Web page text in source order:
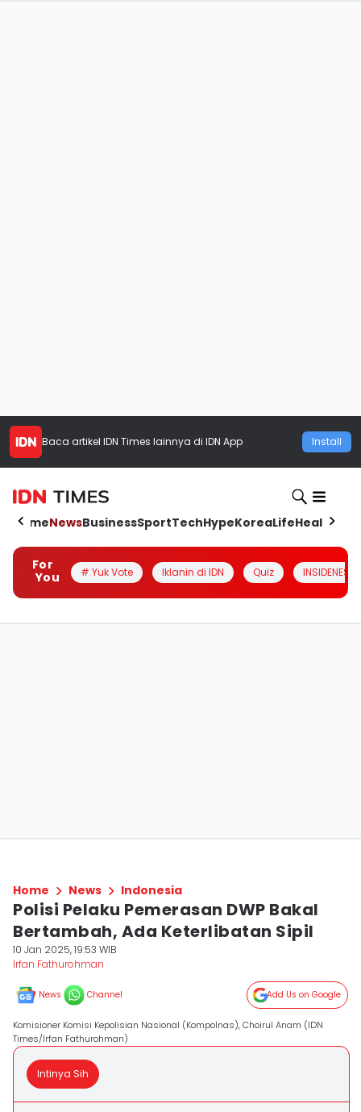
Baca artikel IDN Times lainnya di IDN App Install
HomeNewsBusinessSportTechHypeKoreaLifeHealth
For
You
# Yuk Vote Iklanin di IDN Quiz INSIDENESIA
Home News Indonesia
Polisi Pelaku Pemerasan DWP Bakal
Bertambah, Ada Keterlibatan Sipil
10 Jan 2025, 19:53 WIB
Irfan Fathurohman
News Channel Add Us on Google
Komisioner Komisi Kepolisian Nasional (Kompolnas), Choirul Anam (IDN
Times/Irfan Fathurohman)
Intinya Sih